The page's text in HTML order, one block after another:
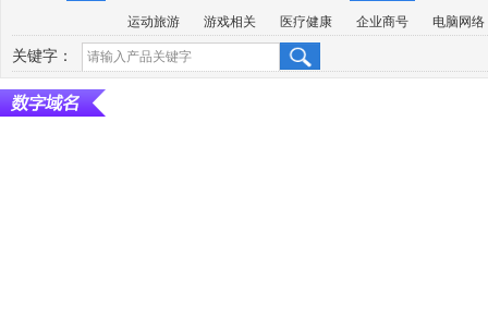
运动旅游 游戏相关 医疗健康 企业商号 电脑网络
关键字：